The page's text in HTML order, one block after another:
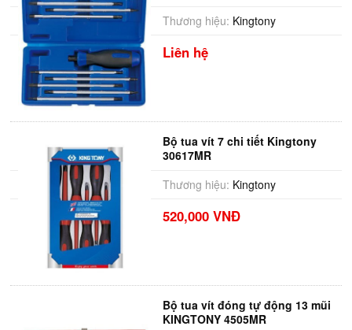
Thương hiệu: Kingtony
Liên hệ
Bộ tua vít 7 chi tiết Kingtony
30617MR
Thương hiệu: Kingtony
520,000 VNĐ
Bộ tua vít đóng tự động 13 mũi
KINGTONY 4505MR